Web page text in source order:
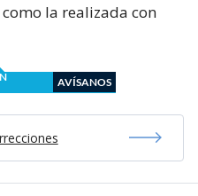
la realizada con
AVÍSANOS